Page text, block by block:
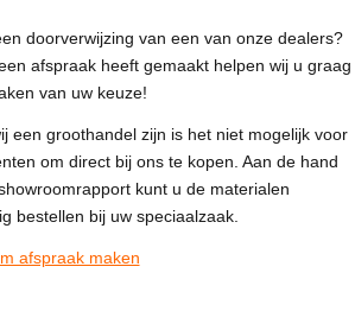
doorverwijzing van een van onze dealers?
afspraak heeft gemaakt helpen wij u graag
van uw keuze!
een groothandel zijn is het niet mogelijk voor
om direct bij ons te kopen. Aan de hand
kunt u de materialen
bestellen bij uw speciaalzaak.
afspraak maken